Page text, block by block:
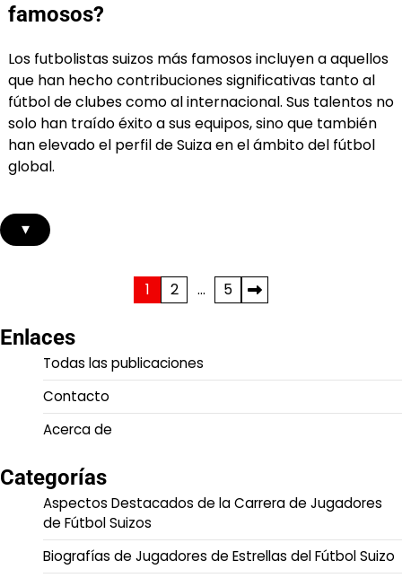
famosos?
Los futbolistas suizos más famosos incluyen a aquellos
que han hecho contribuciones significativas tanto al
fútbol de clubes como al internacional. Sus talentos no
solo han traído éxito a sus equipos, sino que también
han elevado el perfil de Suiza en el ámbito del fútbol
global.
▾
pagination
1 2 … 5
Enlaces
Todas las publicaciones
Contacto
Acerca de
Categorías
Aspectos Destacados de la Carrera de Jugadores
de Fútbol Suizos
Biografías de Jugadores de Estrellas del Fútbol Suizo